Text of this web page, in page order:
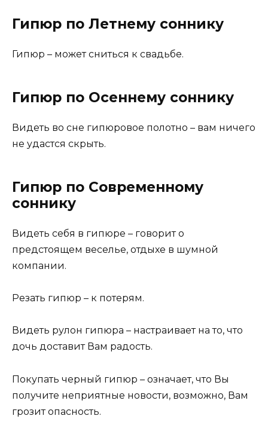
Гипюр по Летнему соннику
Гипюр – может сниться к свадьбе.
Гипюр по Осеннему соннику
Видеть во сне гипюровое полотно – вам ничего
не удастся скрыть.
Гипюр по Современному
соннику
Видеть себя в гипюре – говорит о
предстоящем веселье, отдыхе в шумной
компании.
Резать гипюр – к потерям.
Видеть рулон гипюра – настраивает на то, что
дочь доставит Вам радость.
Покупать черный гипюр – означает, что Вы
получите неприятные новости, возможно, Вам
грозит опасность.